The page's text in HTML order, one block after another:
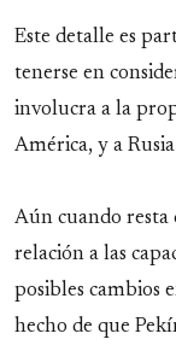
Este detalle es
tenerse en
involucra a la
América, y a
Aún cuando resta
relación a las
posibles cambios
hecho de que